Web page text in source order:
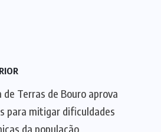
de Terras de Bouro aprova
para mitigar dificuldades
da população